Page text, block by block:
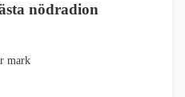
nödradion
mark